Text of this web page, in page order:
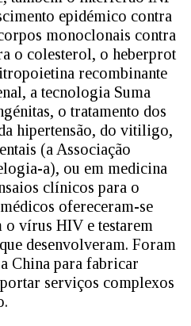
epidémico contra
monoclonais contra
o colesterol, o heberprot
recombinante
a tecnologia Suma
o tratamento dos
hipertensão, do vitiligo,
(a Associação
a), ou em medicina
clínicos para o
ofereceram-se
o vírus HIV e testarem
desenvolveram. Foram
China para fabricar
serviços complexos